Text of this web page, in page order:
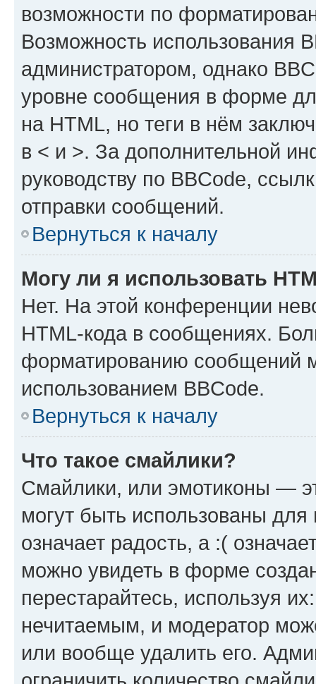
возможности по
Возможность использования
администратором, однако
уровне сообщения в форме
на HTML, но теги в нём
в < и >. За дополнительной
руководству по BBCode,
отправки сообщений.
Вернуться к началу
Могу ли я использовать
Нет. На этой конференции
HTML-кода в сообщениях.
форматированию сообщений
использованием BBCode.
Вернуться к началу
Что такое смайлики?
Смайлики, или эмотиконы —
могут быть использованы
означает радость, а :(
можно увидеть в форме
перестарайтесь, используя
нечитаемым, и модератор
или вообще удалить его.